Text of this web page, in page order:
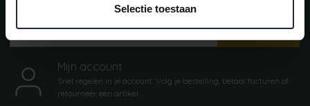
Selectie toestaan
Meld je aan voor onze nieuwsbrief!
AANMELDEN
Mijn account
Snel regelen in je account. Volg je bestelling, betaal facturen of
retourneer een artikel.